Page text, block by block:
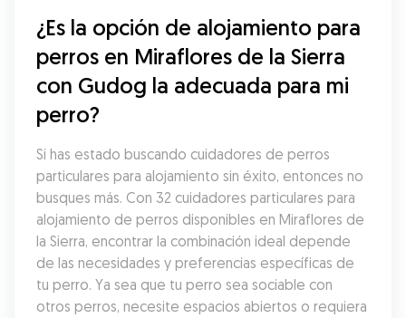
¿Es la opción de alojamiento para
perros en Miraflores de la Sierra
con Gudog la adecuada para mi
perro?
Si has estado buscando cuidadores de perros
particulares para alojamiento sin éxito, entonces no
busques más. Con 32 cuidadores particulares para
alojamiento de perros disponibles en Miraflores de
la Sierra, encontrar la combinación ideal depende
de las necesidades y preferencias específicas de
tu perro. Ya sea que tu perro sea sociable con
otros perros, necesite espacios abiertos o requiera